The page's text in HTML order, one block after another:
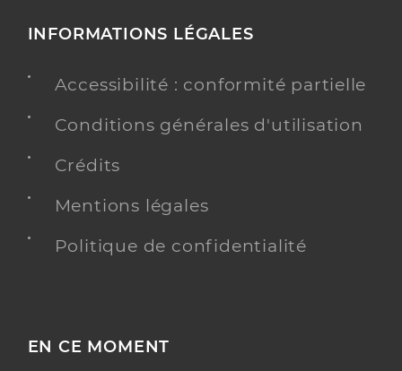
INFORMATIONS LÉGALES
Accessibilité : conformité partielle
Conditions générales d'utilisation
Crédits
Mentions légales
Politique de confidentialité
EN CE MOMENT